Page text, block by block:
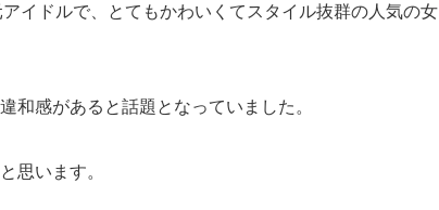
イドルで、とてもかわいくてスタイル抜群の人気の女
和感があると話題となっていました。
思います。